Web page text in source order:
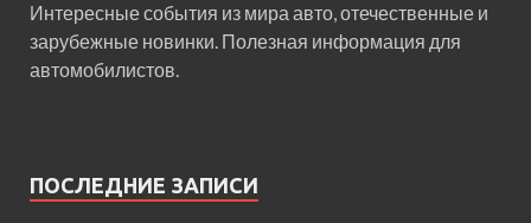
Интересные события из мира авто, отечественные и
зарубежные новинки. Полезная информация для
автомобилистов.
ПОСЛЕДНИЕ ЗАПИСИ